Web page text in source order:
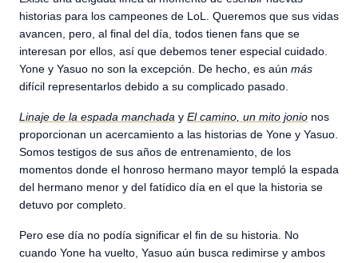
historias para los campeones de LoL. Queremos que sus vidas
avancen, pero, al final del día, todos tienen fans que se
interesan por ellos, así que debemos tener especial cuidado.
Yone y Yasuo no son la excepción. De hecho, es aún más
difícil representarlos debido a su complicado pasado.
Linaje de la espada manchada y El camino, un mito jonio nos
proporcionan un acercamiento a las historias de Yone y Yasuo.
Somos testigos de sus años de entrenamiento, de los
momentos donde el honroso hermano mayor templó la espada
del hermano menor y del fatídico día en el que la historia se
detuvo por completo.
Pero ese día no podía significar el fin de su historia. No
cuando Yone ha vuelto, Yasuo aún busca redimirse y ambos